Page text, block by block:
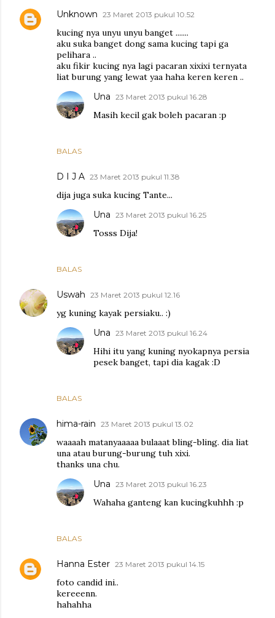
Unknown 23 Maret 2013 pukul 10.52
kucing nya unyu unyu banget .......
aku suka banget dong sama kucing tapi ga
pelihara ..
aku fikir kucing nya lagi pacaran xixixi ternyata
liat burung yang lewat yaa haha keren keren ..
BALAS
Una 23 Maret 2013 pukul 16.28
Masih kecil gak boleh pacaran :p
D I J A 23 Maret 2013 pukul 11.38
dija juga suka kucing Tante...
BALAS
Una 23 Maret 2013 pukul 16.25
Tosss Dija!
Uswah 23 Maret 2013 pukul 12.16
yg kuning kayak persiaku.. :)
BALAS
Una 23 Maret 2013 pukul 16.24
Hihi itu yang kuning nyokapnya persia
pesek banget, tapi dia kagak :D
hima-rain 23 Maret 2013 pukul 13.02
waaaah matanyaaaaa bulaaat bling-bling. dia liat
una atau burung-burung tuh xixi.
thanks una chu.
BALAS
Una 23 Maret 2013 pukul 16.23
Wahaha ganteng kan kucingkuhhh :p
Hanna Ester 23 Maret 2013 pukul 14.15
foto candid ini..
kereeenn.
hahahha